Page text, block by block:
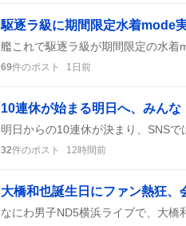
駆逐ラ級に期間限定水着mode
69件のポスト 1日前
32件のポスト 12時間前